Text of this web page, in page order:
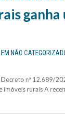
ganha
EM NÃO
nº 12.689/
imóveis rurais A